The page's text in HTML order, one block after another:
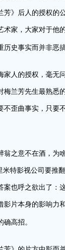
》后人的授权的
家，大家对于他
史事实而并非恶搞
人的授权，毫无
兰芳先生最熟悉
不歪曲事实，只要
之意不在酒，为
特影视公司要推
也呼之欲出了：
片本身的影响力
高招。